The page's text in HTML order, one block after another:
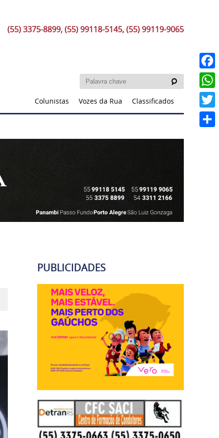
(55) 3375-8899, (55) 99118-5145, (55) 99119-9065
Colunistas Vozes da Rua Classificados
PUBLICIDADES